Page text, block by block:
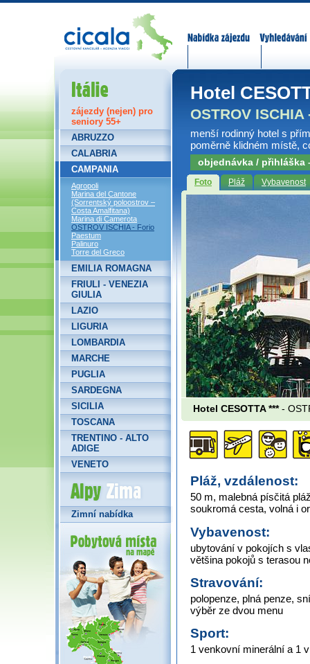
Hotel
OSTROV
menší rodinný hotel s
poměrně klidném místě,
objednávka / přihláška
Foto Pláž Vybavenost
Hotel CESOTTA ***-
Pláž, vzdálenost:
50 m, malebná písčitá
soukromá cesta, volná i
Vybavenost:
ubytování v pokojích s
většina pokojů s terasou
Stravování:
polopenze, plná penze,
výběr ze dvou menu
Sport:
1 venkovní minerální a 1
Itálie
zájezdy (nejen) pro
seniory 55+
ABRUZZO
CALABRIA
CAMPANIA
Agropoli
Marina del Cantone
(Sorrentský poloostrov –
Costa Amalfitana)
Marina di Camerota
OSTROV ISCHIA - Forio
Paestum
Palinuro
Torre del Greco
EMILIA ROMAGNA
FRIULI - VENEZIA
GIULIA
LAZIO
LIGURIA
LOMBARDIA
MARCHE
PUGLIA
SARDEGNA
SICILIA
TOSCANA
TRENTINO - ALTO
ADIGE
VENETO
Alpy Zima
Zimní nabídka